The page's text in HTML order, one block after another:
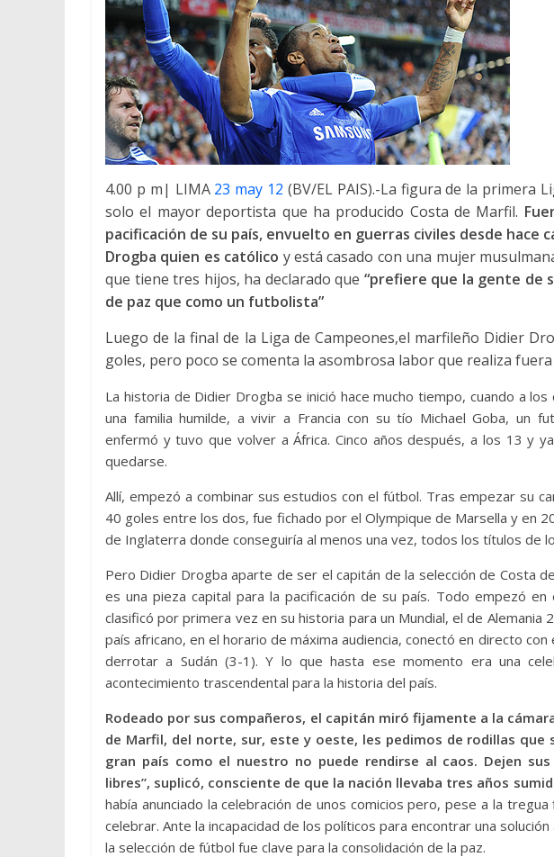
4.00 p m| LIMA 23 may 12 (BV/EL PAIS).-La figura de la primera
solo el mayor deportista que ha producido Costa de Marfil.
pacificación de su país, envuelto en guerras civiles desde hace
Drogba quien es católico y está casado con una mujer
que tiene tres hijos, ha declarado que “prefiere que la gente de
de paz que como un futbolista”
Luego de la final de la Liga de Campeones,el marfileño Didier
goles, pero poco se comenta la asombrosa labor que realiza fuera
La historia de Didier Drogba se inició hace mucho tiempo, cuando a
una familia humilde, a vivir a Francia con su tío Michael Goba, un
enfermó y tuvo que volver a África. Cinco años después, a los 13 y
quedarse.
Allí, empezó a combinar sus estudios con el fútbol. Tras empezar su
40 goles entre los dos, fue fichado por el Olympique de Marsella y en
de Inglaterra donde conseguiría al menos una vez, todos los títulos de
Pero Didier Drogba aparte de ser el capitán de la selección de Costa
es una pieza capital para la pacificación de su país. Todo empezó
clasificó por primera vez en su historia para un Mundial, el de Alemania
país africano, en el horario de máxima audiencia, conectó en directo
derrotar a Sudán (3-1). Y lo que hasta ese momento era una
acontecimiento trascendental para la historia del país.
Rodeado por sus compañeros, el capitán miró fijamente a la
de Marfil, del norte, sur, este y oeste, les pedimos de rodillas que
gran país como el nuestro no puede rendirse al caos. Dejen
libres”, suplicó, consciente de que la nación llevaba tres años
había anunciado la celebración de unos comicios pero, pese a la
celebrar. Ante la incapacidad de los políticos para encontrar una
la selección de fútbol fue clave para la consolidación de la paz.